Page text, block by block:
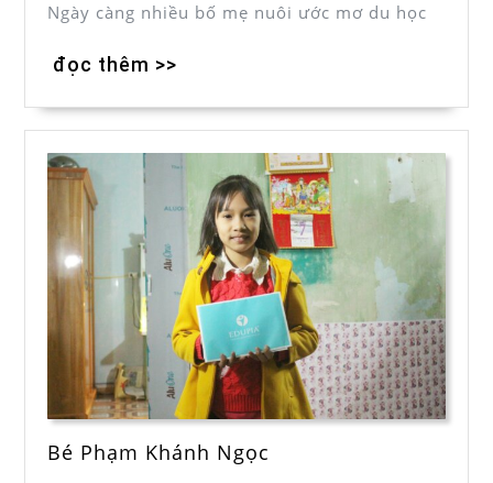
Ngày càng nhiều bố mẹ nuôi ước mơ du học
đọc thêm >>
Bé Phạm Khánh Ngọc